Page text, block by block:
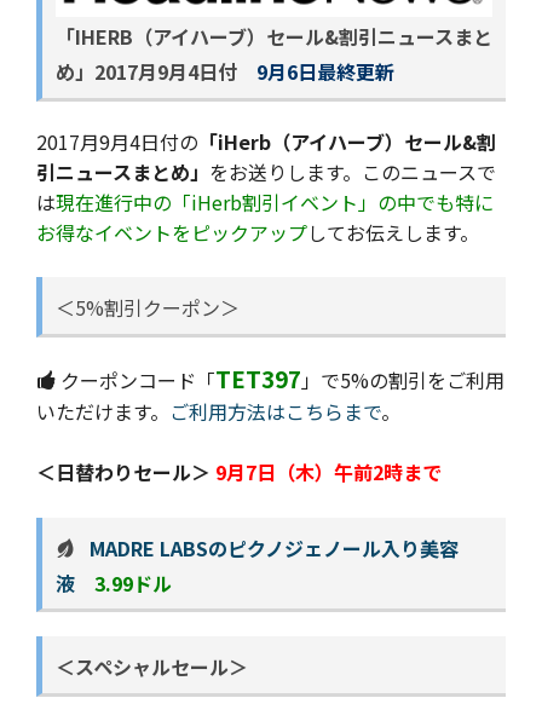
「IHERB（アイハーブ）セール&割引ニュースまと
め」 2017月9月4日付 9月6日最終更新
2017月9月4日付の 「iHerb（アイハーブ）セール&割
引ニュースまとめ」 をお送りします。このニュースで
は現在進行中の「iHerb割引イベント」の中でも特に
お得なイベントをピックアップしてお伝えします。
＜5%割引クーポン＞
クーポンコード「TET397」で5%の割引をご利用
いただけます。 ご利用方法はこちらまで。
＜日替わりセール＞ 9月7日（木）午前2時まで
MADRE LABSのピクノジェノール入り美容
液
3.99ドル
＜スペシャルセール＞